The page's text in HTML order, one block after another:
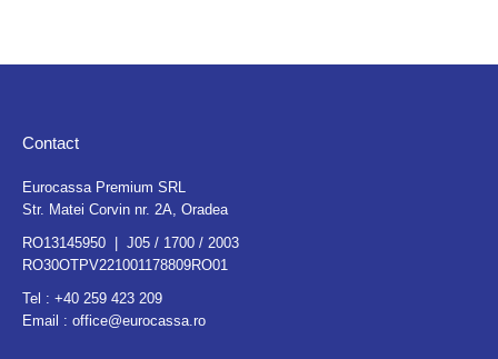
Contact
Eurocassa Premium SRL
Str. Matei Corvin nr. 2A, Oradea
RO13145950 | J05 / 1700 / 2003
RO30OTPV221001178809RO01
Tel : +40 259 423 209
Email : office@eurocassa.ro